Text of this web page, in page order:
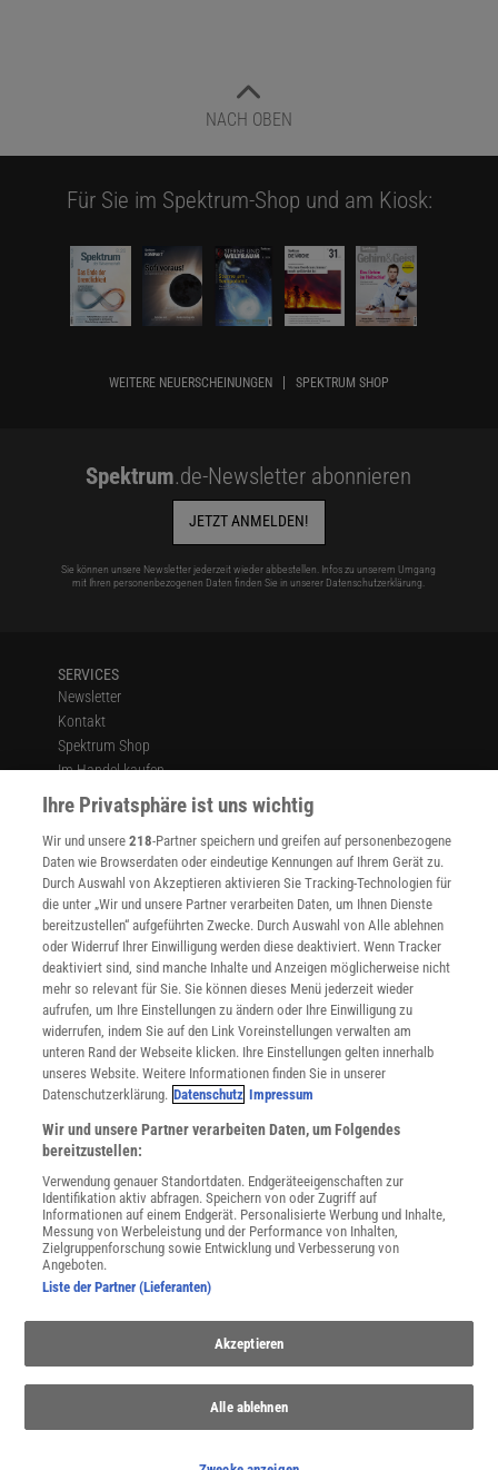
NACH OBEN
Für Sie im Spektrum-Shop und am Kiosk:
WEITERE NEUERSCHEINUNGEN SPEKTRUM SHOP
Spektrum.de-Newsletter abonnieren
JETZT ANMELDEN!
Sie können unsere Newsletter jederzeit wieder abbestellen. Infos zu unserem Umgang
mit Ihren personenbezogenen Daten finden Sie in unserer Datenschutzerklärung
SERVICES
Newsletter
Kontakt
Spektrum Shop
Im Handel kaufen
Presse
Verträge kündigen
Widerruf
INFO
Mediadaten
Datenschutz
Nutzungsbedingungen
Cookie-Einstellungen
Utiq verwalten
Nutzungsbasierte Onlinewerbung
Alle Artikel
Impressum
Angebote für Schulen
Angebote für Institutionen
Sprachen lernen mit Gymglish
Lexika
Für Spektrum schreiben
Zugänglichkeitserklärung
WEBSEITEN
KielSCN
Wissenschaft in die Schulen
SciLogs
Ihre Privatsphäre ist uns wichtig
Wir und unsere218-Partner speichern und greifen auf personenbezogene
Daten wie Browserdaten oder eindeutige Kennungen auf Ihrem Gerät zu.
Durch Auswahl von Akzeptieren aktivieren Sie Tracking-Technologien für
die unter „Wir und unsere Partner verarbeiten Daten, um Ihnen Dienste
bereitzustellen“ aufgeführten Zwecke. Durch Auswahl von Alle ablehnen
oder Widerruf Ihrer Einwilligung werden diese deaktiviert. Wenn Tracker
deaktiviert sind, sind manche Inhalte und Anzeigen möglicherweise nicht
mehr so relevant für Sie. Sie können dieses Menü jederzeit wieder
aufrufen, um Ihre Einstellungen zu ändern oder Ihre Einwilligung zu
widerrufen, indem Sie auf den Link Voreinstellungen verwalten am
unteren Rand der Webseite klicken. Ihre Einstellungen gelten innerhalb
unseres Website. Weitere Informationen finden Sie in unserer
Datenschutzerklärung. Datenschutz Impressum
Wir und unsere Partner verarbeiten Daten, um Folgendes
bereitzustellen:
Verwendung genauer Standortdaten. Endgeräteeigenschaften zur
Identifikation aktiv abfragen. Speichern von oder Zugriff auf
Informationen auf einem Endgerät. Personalisierte Werbung und Inhalte,
Messung von Werbeleistung und der Performance von Inhalten,
Zielgruppenforschung sowie Entwicklung und Verbesserung von
Angeboten.
Liste der Partner (Lieferanten)
Akzeptieren
Alle ablehnen